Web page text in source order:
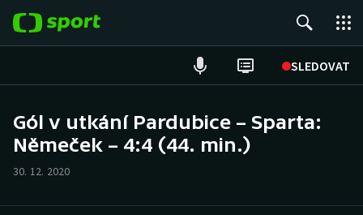
SLEDOVAT
Hokej
Gól v utkání Pardubice – Sparta:
Němeček – 4:4 (44. min.)
30. 12. 2020